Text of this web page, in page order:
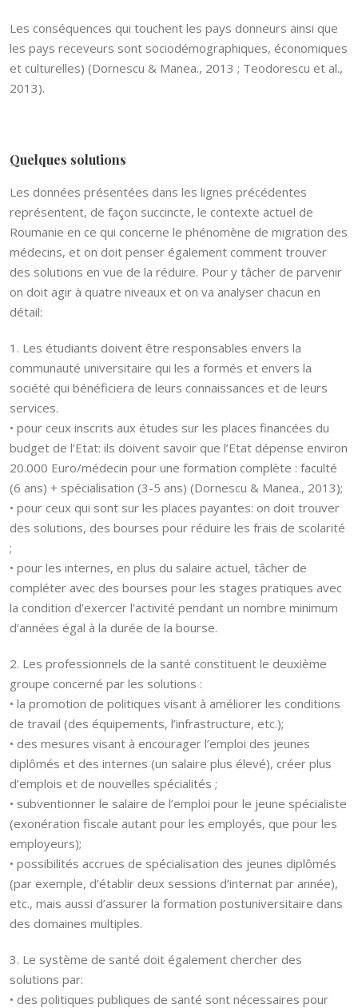
Les conséquences qui touchent les pays donneurs ainsi que
les pays receveurs sont sociodémographiques, économiques
et culturelles) (Dornescu & Manea., 2013 ; Teodorescu et al.,
2013).
Quelques solutions
Les données présentées dans les lignes précédentes
représentent, de façon succincte, le contexte actuel de
Roumanie en ce qui concerne le phénomène de migration des
médecins, et on doit penser également comment trouver
des solutions en vue de la réduire. Pour y tâcher de parvenir
on doit agir à quatre niveaux et on va analyser chacun en
détail:
1. Les étudiants doivent être responsables envers la
communauté universitaire qui les a formés et envers la
société qui bénéficiera de leurs connaissances et de leurs
services.
• pour ceux inscrits aux études sur les places financées du
budget de l’Etat: ils doivent savoir que l’Etat dépense environ
20.000 Euro/médecin pour une formation complète : faculté
(6 ans) + spécialisation (3-5 ans) (Dornescu & Manea., 2013);
• pour ceux qui sont sur les places payantes: on doit trouver
des solutions, des bourses pour réduire les frais de scolarité
;
• pour les internes, en plus du salaire actuel, tâcher de
compléter avec des bourses pour les stages pratiques avec
la condition d’exercer l’activité pendant un nombre minimum
d’années égal à la durée de la bourse.
2. Les professionnels de la santé constituent le deuxième
groupe concerné par les solutions :
• la promotion de politiques visant à améliorer les conditions
de travail (des équipements, l’infrastructure, etc.);
• des mesures visant à encourager l’emploi des jeunes
diplômés et des internes (un salaire plus élevé), créer plus
d’emplois et de nouvelles spécialités ;
• subventionner le salaire de l’emploi pour le jeune spécialiste
(exonération fiscale autant pour les employés, que pour les
employeurs);
• possibilités accrues de spécialisation des jeunes diplômés
(par exemple, d’établir deux sessions d’internat par année),
etc., mais aussi d’assurer la formation postuniversitaire dans
des domaines multiples.
3. Le système de santé doit également chercher des
solutions par:
• des politiques publiques de santé sont nécessaires pour